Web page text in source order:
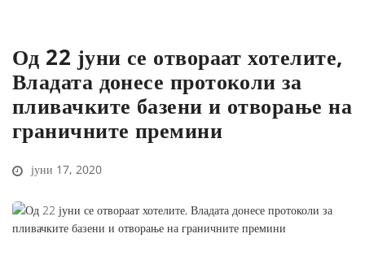
Од 22 јуни се отвораат хотелите,
Владата донесе протоколи за
пливачките базени и отворање на
граничните премини
јуни 17, 2020